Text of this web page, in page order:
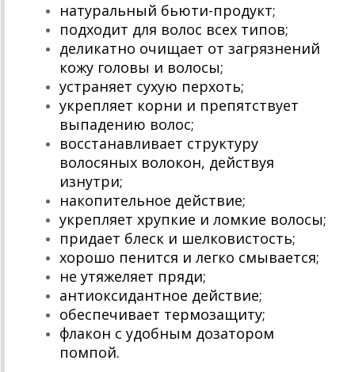
натуральный бьюти-продукт;
подходит для волос всех типов;
деликатно очищает от загрязнений
кожу головы и волосы;
устраняет сухую перхоть;
укрепляет корни и препятствует
выпадению волос;
восстанавливает структуру
волосяных волокон, действуя
изнутри;
накопительное действие;
укрепляет хрупкие и ломкие волосы;
придает блеск и шелковистость;
хорошо пенится и легко смывается;
не утяжеляет пряди;
антиоксидантное действие;
обеспечивает термозащиту;
флакон с удобным дозатором
помпой.